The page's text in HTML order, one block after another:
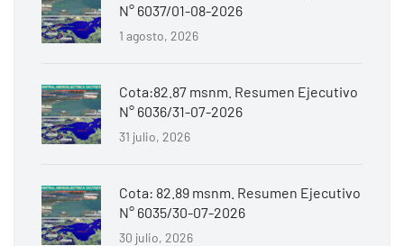
N° 6037/01-08-2026
1 agosto, 2026
Cota:82.87 msnm. Resumen Ejecutivo
N° 6036/31-07-2026
31 julio, 2026
Cota: 82.89 msnm. Resumen Ejecutivo
N° 6035/30-07-2026
30 julio, 2026